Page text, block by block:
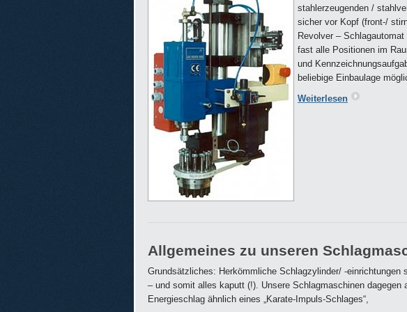
stahlerzeugenden /
sicher vor Kopf (front-/
Revolver –
fast alle Positionen im
und
beliebige Einbaulage
Weiterlesen
Allgemeines zu unseren
Grundsätzliches: Herkömmliche Schlagzylinder/ -einrichtungen
– und somit alles kaputt (!). Unsere Schlagmaschinen dagegen
Energieschlag ähnlich eines „Karate-Impuls-Schlages“,